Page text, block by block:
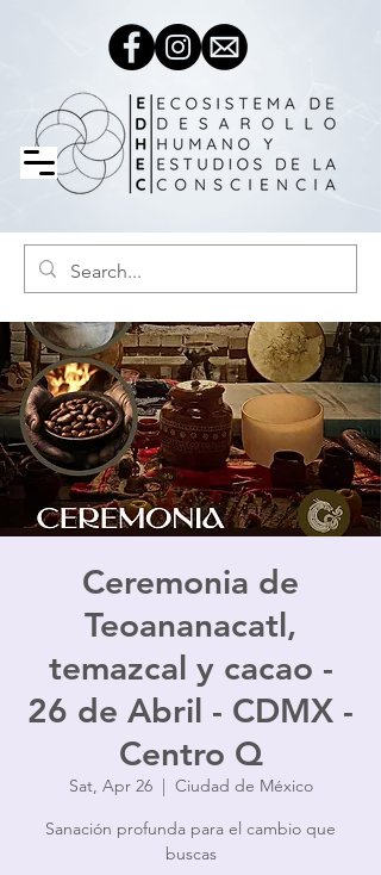
Ceremonia de
Teoananacatl,
temazcal y cacao -
26 de Abril - CDMX -
Centro Q
Sat, Apr 26
  |
Ciudad de México
Sanación profunda para el cambio que
buscas